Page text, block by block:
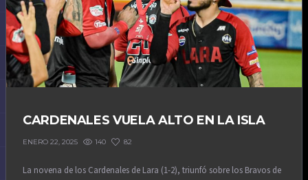
CARDENALES VUELA ALTO EN LA ISLA
ENERO 22, 2025 140 82
La novena de los Cardenales de Lara (1-2), triunfó sobre los Bravos de